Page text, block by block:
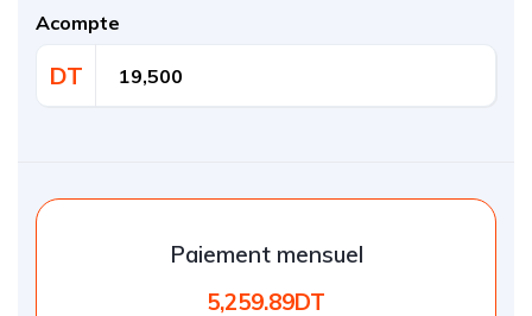
Acompte
DT
Paiement mensuel
5,259.89DT